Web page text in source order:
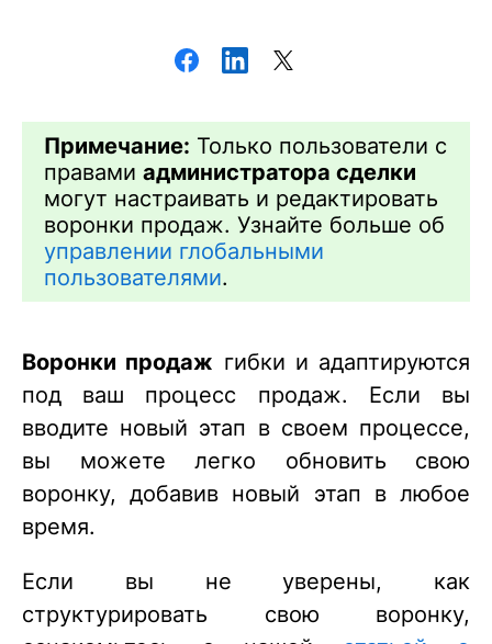
Примечание: Только пользователи с
правами администратора сделки
могут настраивать и редактировать
воронки продаж. Узнайте больше об
управлении глобальными
пользователями.
Воронки продаж гибки и адаптируются
под ваш процесс продаж. Если вы
вводите новый этап в своем процессе,
вы можете легко обновить свою
воронку, добавив новый этап в любое
время.
Если вы не уверены, как
структурировать свою воронку,